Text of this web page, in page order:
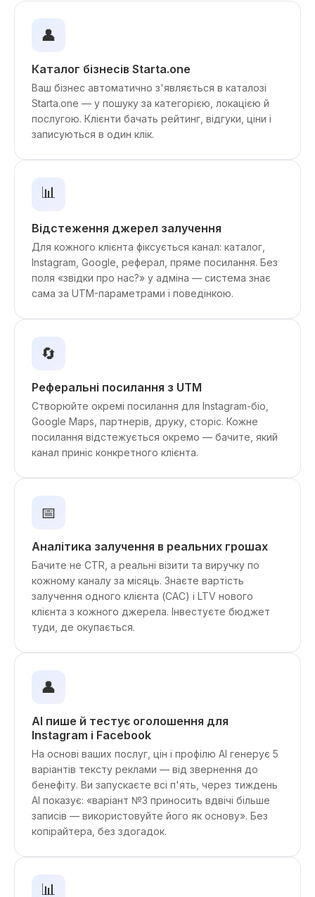
👤
Каталог бізнесів Starta.one
Ваш бізнес автоматично з'являється в каталозі
Starta.one — у пошуку за категорією, локацією й
послугою. Клієнти бачать рейтинг, відгуки, ціни і
записуються в один клік.
📊
Відстеження джерел залучення
Для кожного клієнта фіксується канал: каталог,
Instagram, Google, реферал, пряме посилання. Без
поля «звідки про нас?» у адміна — система знає
сама за UTM-параметрами і поведінкою.
🔄
Реферальні посилання з UTM
Створюйте окремі посилання для Instagram-біо,
Google Maps, партнерів, друку, сторіс. Кожне
посилання відстежується окремо — бачите, який
канал приніс конкретного клієнта.
📅
Аналітика залучення в реальних грошах
Бачите не CTR, а реальні візити та виручку по
кожному каналу за місяць. Знаєте вартість
залучення одного клієнта (CAC) і LTV нового
клієнта з кожного джерела. Інвестуєте бюджет
туди, де окупається.
👤
AI пише й тестує оголошення для
Instagram і Facebook
На основі ваших послуг, цін і профілю AI генерує 5
варіантів тексту реклами — від звернення до
бенефіту. Ви запускаєте всі п'ять, через тиждень
AI показує: «варіант №3 приносить вдвічі більше
записів — використовуйте його як основу». Без
копірайтера, без здогадок.
📊